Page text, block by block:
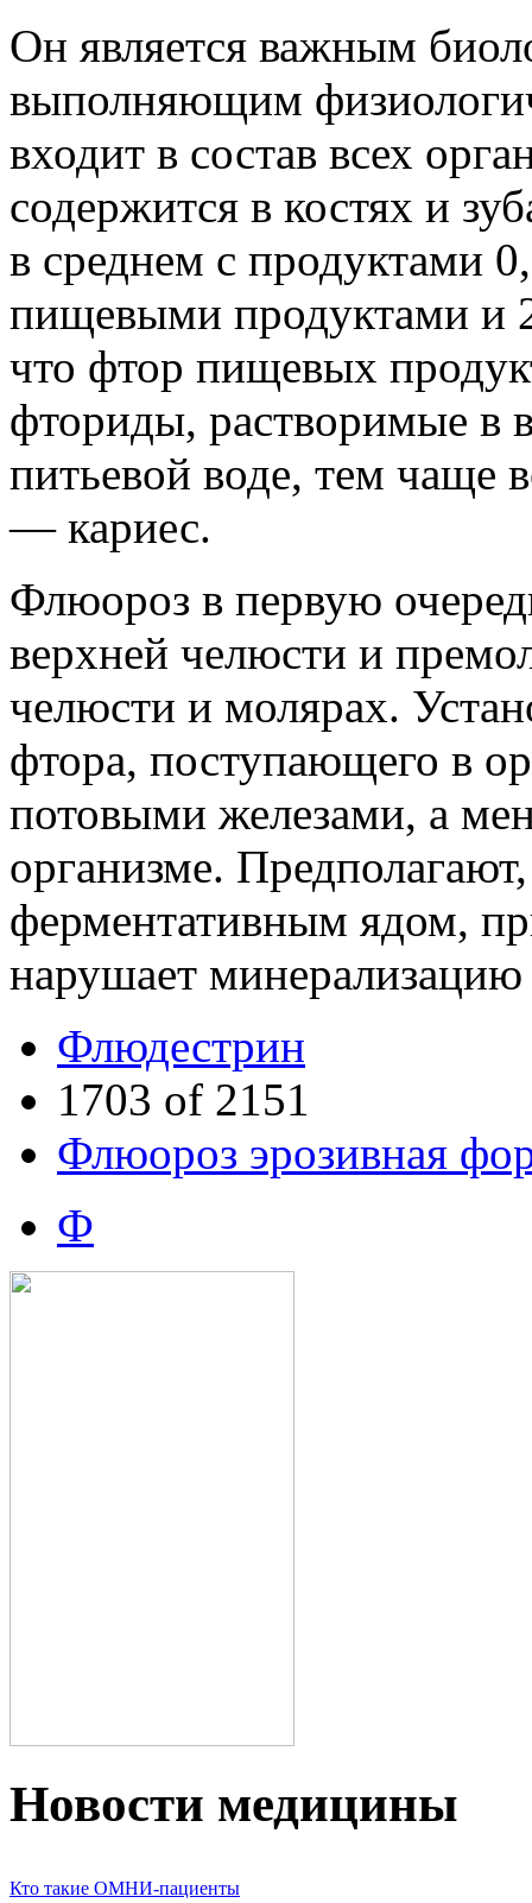
Он является важным
выполняющим
входит в состав всех
содержится в костях и
в среднем с продуктами
пищевыми продуктами и
что фтор пищевых
фториды, растворимые в
питьевой воде, тем чаще
— кариес.
Флюороз в первую
верхней челюсти и
челюсти и молярах.
фтора, поступающего в
потовыми железами, а
организме.
ферментативным ядом,
нарушает
Флюдестрин
1703 of 2151
Флюороз эрозивная
Ф
Новости медицины
Кто такие ОМНИ-пациенты